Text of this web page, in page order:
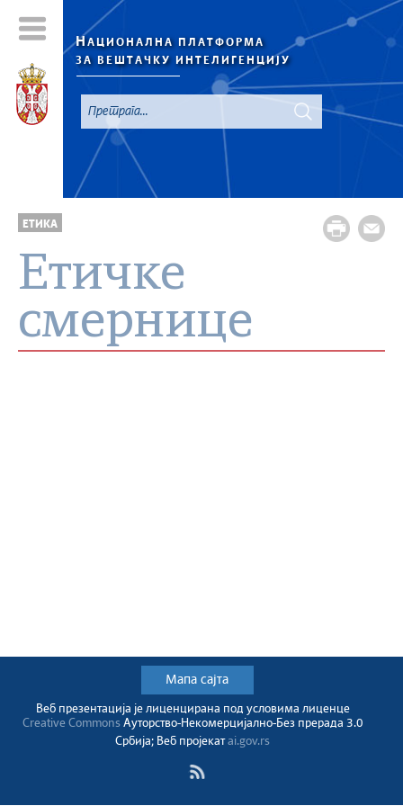
НАЦИОНАЛНА ПЛАТФОРМА
ЗА ВЕШТАЧКУ ИНТЕЛИГЕНЦИЈУ
EТИКА
Eтичкe
смерницe
Мапа сајта
Веб презентација jе лиценциранa под условима лиценце
Creative CommonsАуторство-Некомерцијално-Без прерада 3.0
Србија; Веб пројекатai.gov.rs